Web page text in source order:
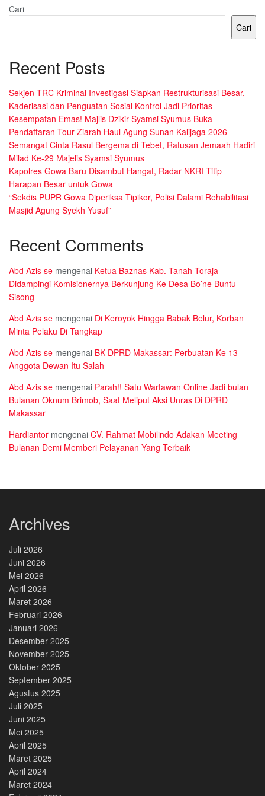
Cari
Cari
Recent Posts
Sekjen TRC Kriminal Investigasi Siapkan Restrukturisasi Besar,
Kaderisasi dan Penguatan Sosial Kontrol Jadi Prioritas
Kesempatan Emas! Majlis Dzikir Syamsi Syumus Buka
Pendaftaran Tour Ziarah Haul Agung Sunan Kalijaga 2026
Semangat Cinta Rasul Bergema di Tebet, Ratusan Jemaah Hadiri
Milad Ke-29 Majelis Syamsi Syumus
Kapolres Gowa Baru Disambut Hangat, Radar NKRI Titip
Harapan Besar untuk Gowa
“Sekdis PUPR Gowa Diperiksa Tipikor, Polisi Dalami Rehabilitasi
Masjid Agung Syekh Yusuf”
Recent Comments
Abd Azis se mengenai Ketua Baznas Kab. Tanah Toraja
Didampingi Komisionernya Berkunjung Ke Desa Bo’ne Buntu
Sisong
Abd Azis se mengenai Di Keroyok Hingga Babak Belur, Korban
Minta Pelaku Di Tangkap
Abd Azis se mengenai BK DPRD Makassar: Perbuatan Ke 13
Anggota Dewan Itu Salah
Abd Azis se mengenai Parah!! Satu Wartawan Online Jadi bulan
Bulanan Oknum Brimob, Saat Meliput Aksi Unras Di DPRD
Makassar
Hardiantor mengenai CV. Rahmat Mobilindo Adakan Meeting
Bulanan Demi Memberi Pelayanan Yang Terbaik
Archives
Juli 2026
Juni 2026
Mei 2026
April 2026
Maret 2026
Februari 2026
Januari 2026
Desember 2025
November 2025
Oktober 2025
September 2025
Agustus 2025
Juli 2025
Juni 2025
Mei 2025
April 2025
Maret 2025
April 2024
Maret 2024